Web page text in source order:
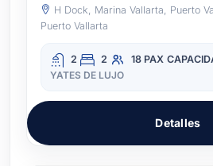
H Dock, Marina Vallarta, Puerto
Puerto Vallarta
2 2 18 PAX
YATES DE LUJO
Detalles